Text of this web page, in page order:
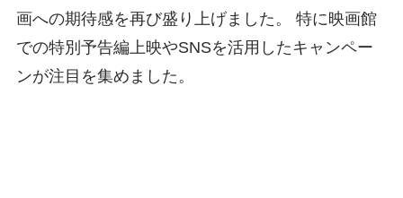
画への期待感を再び盛り上げました。 特に映画館
での特別予告編上映やSNSを活用したキャンペー
ンが注目を集めました。